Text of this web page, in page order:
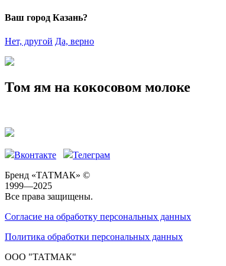
Ваш город Казань?
Нет, другой Да, верно
Том ям на кокосовом молоке
Вконтакте
Телеграм
Бренд «ТАТМАК» ©
1999—2025
Все права защищены.
Согласие на обработку персональных данных
Политика обработки персональных данных
ООО "ТАТМАК"